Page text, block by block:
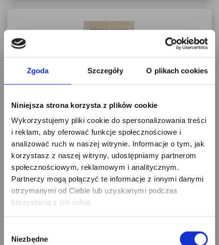
Zgoda Szczegóły O plikach cookies
Niniejsza strona korzysta z plików cookie
Wykorzystujemy pliki cookie do spersonalizowania treści
i reklam, aby oferować funkcje społecznościowe i
analizować ruch w naszej witrynie. Informacje o tym, jak
korzystasz z naszej witryny, udostępniamy partnerom
społecznościowym, reklamowym i analitycznym.
Partnerzy mogą połączyć te informacje z innymi danymi
otrzymanymi od Ciebie lub uzyskanymi podczas
korzystania z ich usług.
zgody
Niezbędne
SERIA CLASSIC
Drzwi sosnowe, sęczne - Londyn Lux wersja 4S-
Seria Classic- Drzwi wewnętrzne...
864,60 zł
raty 0% - 10 x 86,46 zł
Zapisz się na newsletter
5% RABATU
na pierwsze zakupy!